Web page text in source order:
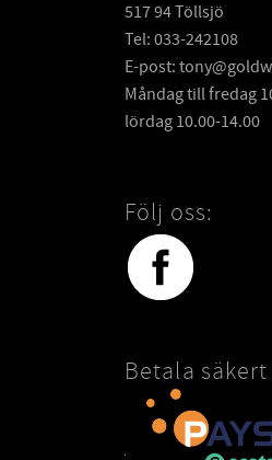
517 94 Töllsjö
Tel: 033-242108
E-post:
Måndag till fredag
lördag 10.00-14.00
Följ oss:
Betala säkert